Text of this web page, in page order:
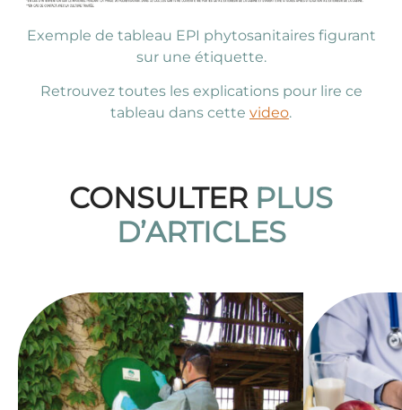
Exemple de tableau EPI phytosanitaires figurant
sur une étiquette.
Retrouvez toutes les explications pour lire ce
tableau dans cette video.
CONSULTER PLUS
D’ARTICLES